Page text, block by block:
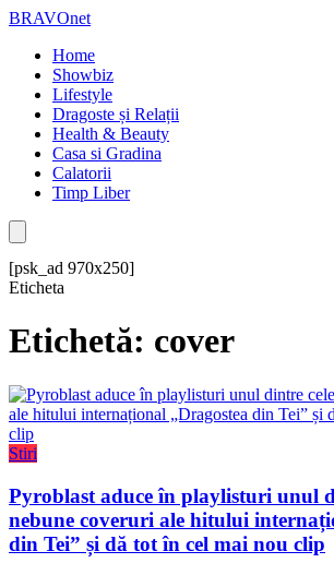
BRAVOnet
Home
Showbiz
Lifestyle
Dragoste și Relații
Health & Beauty
Casa si Gradina
Calatorii
Timp Liber
[psk_ad 970x250]
Eticheta
Etichetă: cover
Stiri
Pyroblast aduce în playlisturi unul
nebune coveruri ale hitului
din Tei” și dă tot în cel mai nou clip